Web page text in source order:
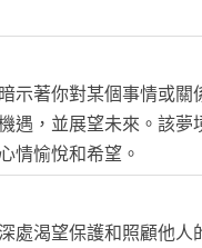
示著你對某個事情或關
遇，並展望未來。該
情愉悅和希望。
處渴望保護和照顧他人